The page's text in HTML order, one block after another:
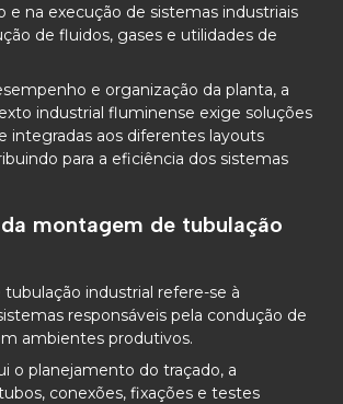
e na execução de sistemas industriais
de fluidos, gases e utilidades de
e organização da planta, a
industrial fluminense exige soluções
integradas aos diferentes layouts
para a eficiência dos sistemas
montagem de tubulação
industrial refere-se à
responsáveis pela condução de
ambientes produtivos.
o planejamento do traçado, a
conexões, fixações e testes